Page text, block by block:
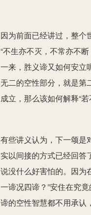
因为前面已经讲过，整个
“不生亦不灭，不常亦不
一来，胜义谛又如何安
无二的空性部分，就是第
成立，那么该如何解释“
有些讲义认为，下一颂是
实以间接的方式已经回答
说没什么好害怕的。因为
一谛况四谛？”安住在究
谛的空性智慧都不用承认